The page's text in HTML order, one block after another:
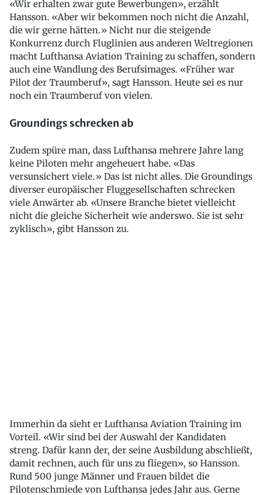
«Wir erhalten zwar gute Bewerbungen», erzählt
Hansson. «Aber wir bekommen noch nicht die Anzahl,
die wir gerne hätten.» Nicht nur die steigende
Konkurrenz durch Fluglinien aus anderen Weltregionen
macht Lufthansa Aviation Training zu schaffen, sondern
auch eine Wandlung des Berufsimages. «Früher war
Pilot der Traumberuf», sagt Hansson. Heute sei es nur
noch ein Traumberuf von vielen.
Groundings schrecken ab
Zudem spüre man, dass Lufthansa mehrere Jahre lang
keine Piloten mehr angeheuert habe. «Das
versunsichert viele.» Das ist nicht alles. Die Groundings
diverser europäischer Fluggesellschaften schrecken
viele Anwärter ab. «Unsere Branche bietet vielleicht
nicht die gleiche Sicherheit wie anderswo. Sie ist sehr
zyklisch», gibt Hansson zu.
Immerhin da sieht er Lufthansa Aviation Training im
Vorteil. «Wir sind bei der Auswahl der Kandidaten
streng. Dafür kann der, der seine Ausbildung abschließt,
damit rechnen, auch für uns zu fliegen», so Hansson.
Rund 500 junge Männer und Frauen bildet die
Pilotenschmiede von Lufthansa jedes Jahr aus. Gerne